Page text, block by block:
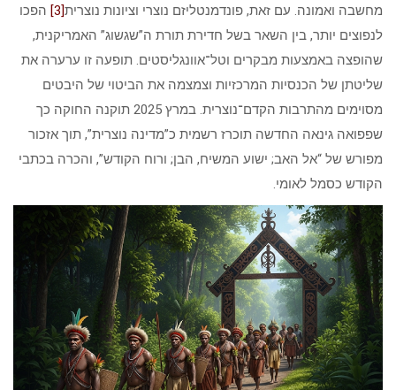
מחשבה ואמונה. עם זאת, פונדמנטליזם נוצרי וציונות נוצרית[3]
הפכו
לנפוצים יותר, בין השאר בשל חדירת תורת ה”שגשוג” האמריקנית,
שהופצה באמצעות מבקרים וטל־אוונגליסטים. תופעה זו ערערה את
שליטתן של הכנסיות המרכזיות וצמצמה את הביטוי של היבטים
מסוימים מהתרבות הקדם־נוצרית. במרץ 2025 תוקנה החוקה כך
שפפואה גינאה החדשה תוכרז רשמית כ”מדינה נוצרית”, תוך אזכור
מפורש של “אל האב; ישוע המשיח, הבן; ורוח הקודש”, והכרה בכתבי
הקודש כסמל לאומי.